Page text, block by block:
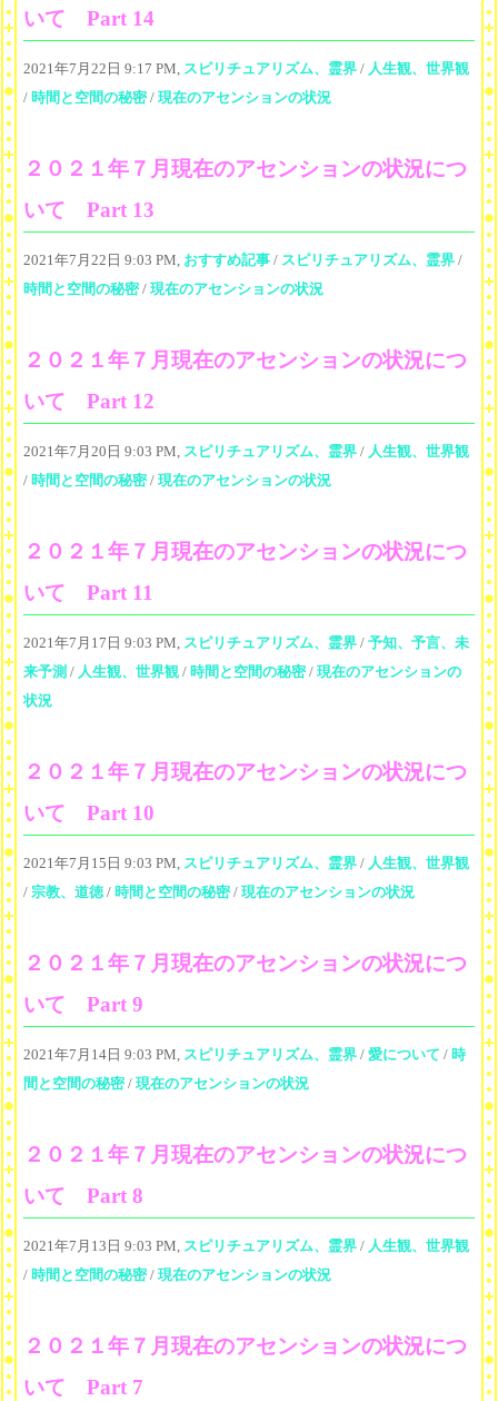
いて Part 14
2021年7月22日 9:17 PM, スピリチュアリズム、霊界 / 人生観、世界観
/ 時間と空間の秘密/ 現在のアセンションの状況
２０２１年７月現在のアセンションの状況につ
いて Part 13
2021年7月22日 9:03 PM, おすすめ記事 / スピリチュアリズム、霊界 /
時間と空間の秘密/ 現在のアセンションの状況
２０２１年７月現在のアセンションの状況につ
いて Part 12
2021年7月20日 9:03 PM, スピリチュアリズム、霊界 / 人生観、世界観
/ 時間と空間の秘密/ 現在のアセンションの状況
２０２１年７月現在のアセンションの状況につ
いて Part 11
2021年7月17日 9:03 PM, スピリチュアリズム、霊界 / 予知、予言、未
来予測 / 人生観、世界観 / 時間と空間の秘密/ 現在のアセンションの
状況
２０２１年７月現在のアセンションの状況につ
いて Part 10
2021年7月15日 9:03 PM, スピリチュアリズム、霊界 / 人生観、世界観
/ 宗教、道徳/ 時間と空間の秘密/ 現在のアセンションの状況
２０２１年７月現在のアセンションの状況につ
いて Part 9
2021年7月14日 9:03 PM, スピリチュアリズム、霊界 / 愛について / 時
間と空間の秘密/ 現在のアセンションの状況
２０２１年７月現在のアセンションの状況につ
いて Part 8
2021年7月13日 9:03 PM, スピリチュアリズム、霊界 / 人生観、世界観
/ 時間と空間の秘密/ 現在のアセンションの状況
２０２１年７月現在のアセンションの状況につ
いて Part 7